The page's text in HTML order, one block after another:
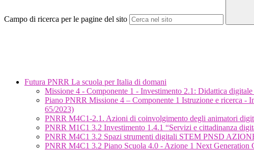
Campo di ricerca per le pagine del sito
Futura PNRR La scuola per Italia di domani
Missione 4 - Componente 1 - Investimento 2.1: Didattica
Piano PNRR Missione 4 – Componente 1 Istruzione e ricerca
65/2023)
PNRR M4C1-2.1. Azioni di coinvolgimento degli animatori
PNRR M1C1 3.2 Investimento 1.4.1 “Servizi e cittadinanza
PNRR M4C1 3.2 Spazi strumenti digitali STEM PNSD
PNRR M4C1 3.2 Piano Scuola 4.0 - Azione 1 Next Generation